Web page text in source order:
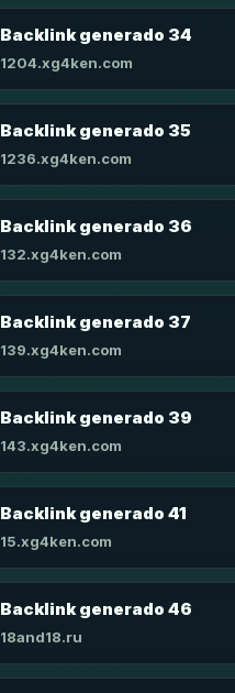
Backlink generado 34
1204.xg4ken.com
Backlink generado 35
1236.xg4ken.com
Backlink generado 36
132.xg4ken.com
Backlink generado 37
139.xg4ken.com
Backlink generado 39
143.xg4ken.com
Backlink generado 41
15.xg4ken.com
Backlink generado 46
18and18.ru